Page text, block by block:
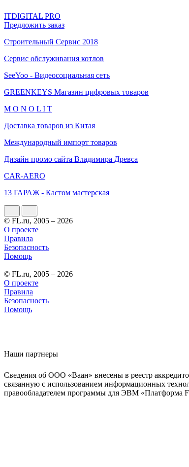
ITDIGITAL PRO
Предложить заказ
Строительный Сервис 2018
Сервис обслуживания котлов
SeeYoo - Видеосоциальная сеть
GREENKEYS Магазин цифровых товаров
M O N O L I T
Доставка товаров из Китая
Международный импорт товаров
Дизайн промо сайта Владимира Древса
CAR-AERO
13 ГАРАЖ - Кастом мастерская
© FL.ru, 2005 – 2026
О проекте
Правила
Безопасность
Помощь
© FL.ru, 2005 – 2026
О проекте
Правила
Безопасность
Помощь
Наши партнеры
Сведения об ООО «Ваан» внесены в реестр
связанную с использованием информационных
правообладателем программы для ЭВМ «Платформа